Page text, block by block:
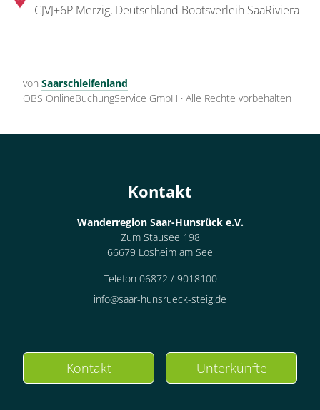
CJVJ+6P Merzig, Deutschland Bootsverleih SaaRiviera
von Saarschleifenland
OBS OnlineBuchungService GmbH · Alle Rechte vorbehalten
Kontakt
Wanderregion Saar-Hunsrück e.V.
Zum Stausee 198
66679 Losheim am See
Telefon 06872 / 9018100
info@saar-hunsrueck-steig.de
Kontakt Unterkünfte